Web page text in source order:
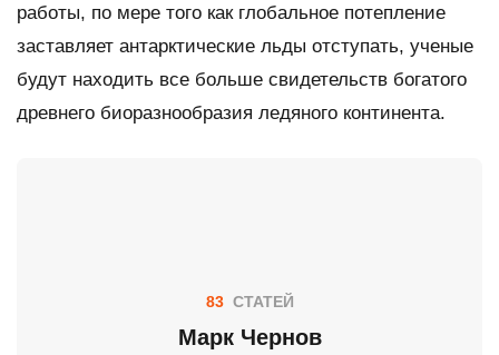
работы, по мере того как глобальное потепление
заставляет антарктические льды отступать, ученые
будут находить все больше свидетельств богатого
древнего биоразнообразия ледяного континента.
Марк Чернов
83 СТАТЕЙ